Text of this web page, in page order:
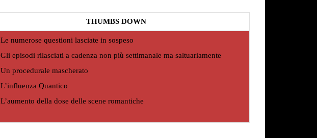
THUMBS DOWN
Le numerose questioni lasciate in sospeso
Gli episodi rilasciati a cadenza non più settimanale ma saltuariamente
Un procedurale mascherato
L’influenza Quantico
L’aumento della dose delle scene romantiche